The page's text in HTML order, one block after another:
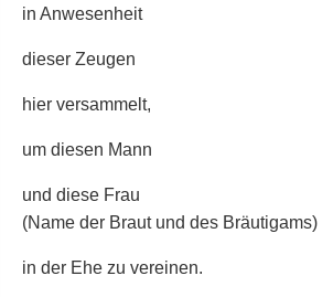
in Anwesenheit
dieser Zeugen
hier versammelt,
um diesen Mann
und diese Frau
(Name der Braut und des Bräutigams)
in der Ehe zu vereinen.